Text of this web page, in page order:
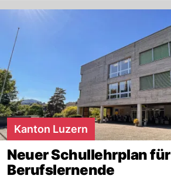
Kanton Luzern
Neuer Schullehrplan für
Berufslernende